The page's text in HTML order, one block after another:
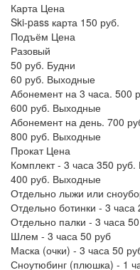
Карта Цена
Ski-pass карта 150 руб.
Подъём Цена
Разовый
50 руб. Будни
60 руб. Выходные
Абонемент на 3 часа. 500
600 руб. Выходные
Абонемент на день. 700
800 руб. Выходные
Прокат Цена
Комплект - 3 часа 350 руб.
400 руб. Выходные
Отдельно лыжи или
Отдельно ботинки - 3 часа
Отдельно палки - 3 часа
Шлем - 3 часа 50 руб
Маска (очки) - 3 часа 50
Сноутюбинг (плюшка) - 1